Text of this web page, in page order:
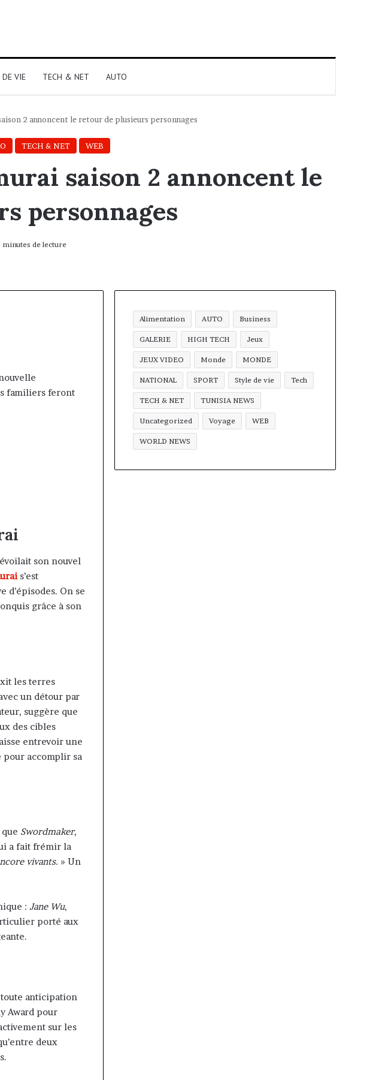
VIE TECH & NET AUTO
2 annoncent le retour de plusieurs personnages
TECH & NET WEB
saison 2 annoncent le
personnages
minutes de lecture
familiers feront
son nouvel
s’est
On se
grâce à son
les terres
un détour par
suggère que
des cibles
entrevoir une
accomplir sa
Swordmaker,
a fait frémir la
vivants. » Un
: Jane Wu,
porté aux
anticipation
Award pour
sur les
deux
Alimentation AUTO Business
GALERIE HIGH TECH Jeux
JEUX VIDEO Monde MONDE
NATIONAL SPORT Style de vie Tech
TECH & NET TUNISIA NEWS
Uncategorized Voyage WEB
WORLD NEWS